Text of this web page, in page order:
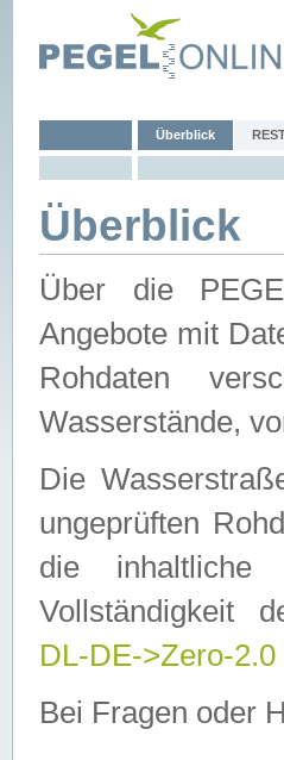
Überblick
Überblick
Über die
Angebote mit
Rohdaten
Wasserstände,
Die
ungeprüften
die inhaltliche
Vollständigkeit
DL-DE->Zero-2.0
Bei Fragen oder